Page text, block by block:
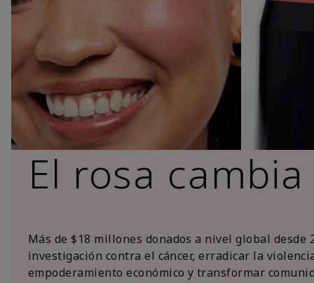
El rosa
Más de $18 millones donados a nivel global desde
investigación contra el cáncer, erradicar la
empoderamiento económico y transformar